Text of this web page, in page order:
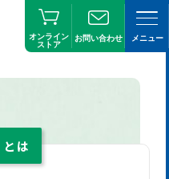
オンライン
ストア
お問い合わせ メニュー
とは